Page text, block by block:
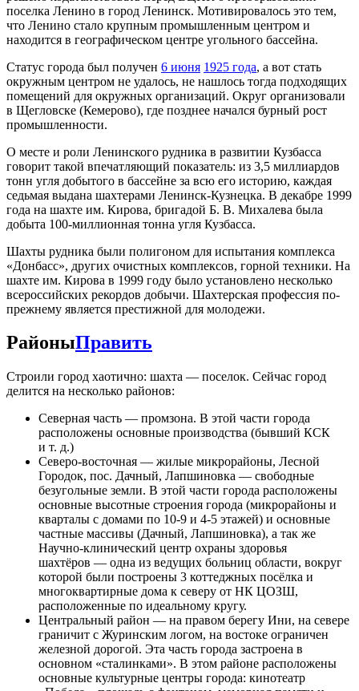
поселка Ленино в город Ленинск. Мотивировалось это тем,
что Ленино стало крупным промышленным центром и
находится в географическом центре угольного бассейна.
Статус города был получен 6 июня 1925 года, а вот стать
окружным центром не удалось, не нашлось тогда подходящих
помещений для окружных организаций. Округ организовали
в Щегловске (Кемерово), где позднее начался бурный рост
промышленности.
О месте и роли Ленинского рудника в развитии Кузбасса
говорит такой впечатляющий показатель: из 3,5 миллиардов
тонн угля добытого в бассейне за всю его историю, каждая
седьмая выдана шахтерами Ленинск-Кузнецка. В декабре 1999
года на шахте им. Кирова, бригадой Б. В. Михалева была
добыта 100-миллионная тонна угля Кузбасса.
Шахты рудника были полигоном для испытания комплекса
«Донбасс», других очистных комплексов, горной техники. На
шахте им. Кирова в 1999 году было установлено несколько
всероссийских рекордов добычи. Шахтерская профессия по-
прежнему является престижной для молодежи.
РайоныПравить
Строили город хаотично: шахта — поселок. Сейчас город
делится на несколько районов:
Северная часть — промзона. В этой части города
расположены основные производства (бывший КСК
и т. д.)
Северо-восточная — жилые микрорайоны, Лесной
Городок, пос. Дачный, Лапшиновка — свободные
безугольные земли. В этой части города расположены
основные высотные строения города (микрорайоны и
кварталы с домами по 10-9 и 4-5 этажей) и основные
частные массивы (Дачный, Лапшиновка), а так же
Научно-клинический центр охраны здоровья
шахтёров — одна из ведущих больниц области, вокруг
которой были построены 3 коттеджных посёлка и
многоквартирные дома к северу от НК ЦОЗШ,
расположенные по идеальному кругу.
Центральный район — на правом берегу Ини, на севере
граничит с Журинским логом, на востоке ограничен
железной дорогой. Эта часть города застроена в
основном «сталинками». В этом районе расположены
основные культурные центры города: кинотеатр